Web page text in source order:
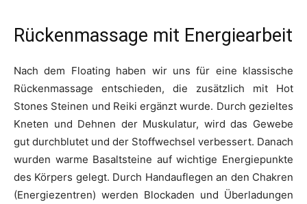
Rückenmassage mit Energiearbeit
Nach dem Floating haben wir uns für eine klassische
Rückenmassage entschieden, die zusätzlich mit Hot
Stones Steinen und Reiki ergänzt wurde. Durch gezieltes
Kneten und Dehnen der Muskulatur, wird das Gewebe
gut durchblutet und der Stoffwechsel verbessert. Danach
wurden warme Basaltsteine auf wichtige Energiepunkte
des Körpers gelegt. Durch Handauflegen an den Chakren
(Energiezentren) werden Blockaden und Überladungen